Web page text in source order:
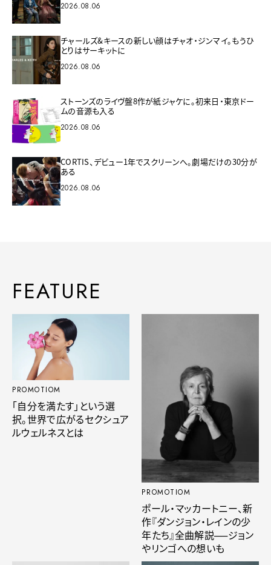
2026.08.06
チャールズ&キースの新しい顔はチャオ・ジンマイ。もうひ
とりはサーキットに
2026.08.06
ストーンズのライヴ盤8作が紙ジャケに。初来日・東京ドー
ムの音源も入る
2026.08.06
CORTIS、デビュー1年でスクリーンへ。劇場だけの30分が
ある
2026.08.06
FEATURE
PROMOTIOM
「自分を満たす」という選
択。世界で広がるセクシュア
ルウェルネスとは
PROMOTIOM
ポール・マッカートニー、新
作『ダンジョン・レインの少
年たち』全曲解説──ジョン
やリンゴへの想いも